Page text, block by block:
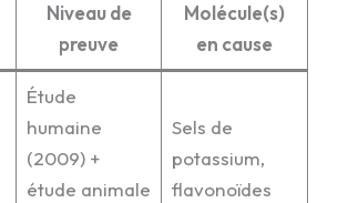
Niveau de
preuve
Molécule(s)
en cause
Étude
humaine
(2009) +
étude animale
Sels de
potassium,
flavonoïdes